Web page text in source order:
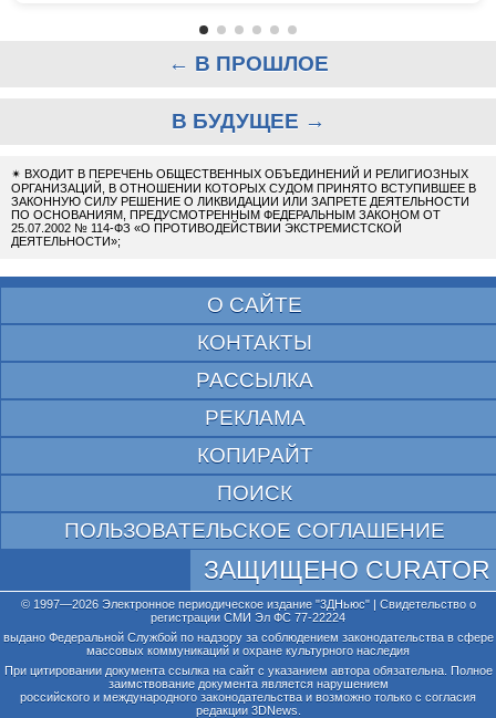
← В ПРОШЛОЕ
В БУДУЩЕЕ →
✴ ВХОДИТ В ПЕРЕЧЕНЬ ОБЩЕСТВЕННЫХ ОБЪЕДИНЕНИЙ И РЕЛИГИОЗНЫХ
ОРГАНИЗАЦИЙ, В ОТНОШЕНИИ КОТОРЫХ СУДОМ ПРИНЯТО ВСТУПИВШЕЕ В
ЗАКОННУЮ СИЛУ РЕШЕНИЕ О ЛИКВИДАЦИИ ИЛИ ЗАПРЕТЕ ДЕЯТЕЛЬНОСТИ
ПО ОСНОВАНИЯМ, ПРЕДУСМОТРЕННЫМ ФЕДЕРАЛЬНЫМ ЗАКОНОМ ОТ
25.07.2002 № 114-ФЗ «О ПРОТИВОДЕЙСТВИИ ЭКСТРЕМИСТСКОЙ
ДЕЯТЕЛЬНОСТИ»;
О САЙТЕ
КОНТАКТЫ
РАССЫЛКА
РЕКЛАМА
КОПИРАЙТ
ПОИСК
ПОЛЬЗОВАТЕЛЬСКОЕ СОГЛАШЕНИЕ
ЗАЩИЩЕНО CURATOR
© 1997—2026 Электронное периодическое издание "3ДНьюс" | Свидетельство о
регистрации СМИ Эл ФС 77-22224
выдано Федеральной Службой по надзору за соблюдением законодательства в сфере
массовых коммуникаций и охране культурного наследия
При цитировании документа ссылка на сайт с указанием автора обязательна. Полное
заимствование документа является нарушением
российского и международного законодательства и возможно только с согласия
редакции 3DNews.